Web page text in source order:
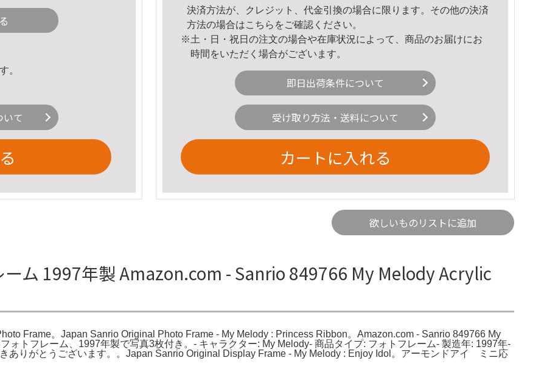
。
て
決済方法が、クレジット、代金引換の場合に限ります。その他の決済
方法の場合はこちら をご確認ください。
※土・日・祝日の注文の場合や在庫状況によって、商品のお届けにお
時間をいただく場合がございます。
即日出荷条件について
受け取り方法・送料について
カートに入れる
欲しいものリストに追加
ム 1997年製 Amazon.com - Sanrio 849766 My Melody Acrylic
Frame。Japan Sanrio Original Photo Frame - My Melody : Princess Ribbon。Amazon.com - Sanrio 849766 My
ォトフレーム、1997年製で写真3枚付き。- キャラクター: My Melody- 商品タイプ: フォトフレーム- 製造年: 1997年-
ありがとうございます。。Japan Sanrio Original Display Frame - My Melody : Enjoy Idol。アーモンドアイ ミニ応